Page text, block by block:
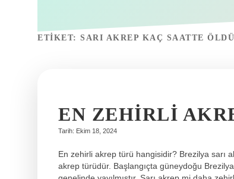
ETIKET: SARI AKREP KAÇ SAATTE
EN ZEHIRLI
Tarih: Ekim 18, 2024
En zehirli akrep türü hangisidir? Brezilya sarı
akrep türüdür. Başlangıçta güneydoğu